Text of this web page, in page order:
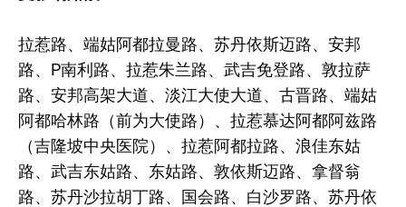
拉惹路、端姑阿都拉曼路、苏丹依斯迈路、安邦
路、P南利路、拉惹朱兰路、武吉免登路、敦拉萨
路、安邦高架大道、淡江大使大道、古晋路、端姑
阿都哈林路（前为大使路）、拉惹慕达阿都阿兹路
（吉隆坡中央医院）、拉惹阿都拉路、浪佳东姑
路、武吉东姑路、东姑路、敦依斯迈路、拿督翁
路、苏丹沙拉胡丁路、国会路、白沙罗路、苏丹依